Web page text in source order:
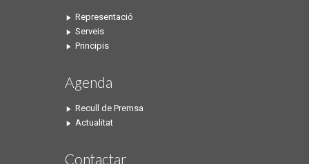
Representació
Serveis
Principis
Agenda
Recull de Premsa
Actualitat
Contactar